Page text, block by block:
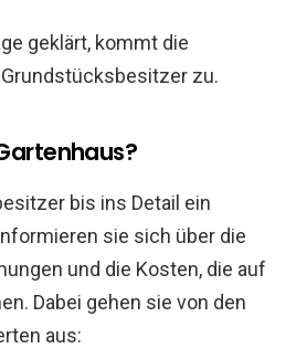
geklärt, kommt die
zu.
bis ins Detail ein
sie sich über die
und die Kosten, die auf
Dabei gehen sie von den
aus: